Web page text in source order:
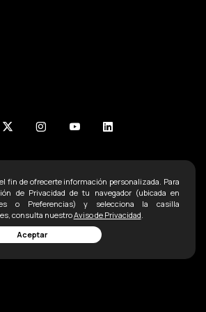
fin de ofrecerte información personalizada. Para
de Privacidad de tu navegador (ubicada en
o Preferencias) y selecciona la casilla
consulta nuestroAviso de Privacidad.
Aceptar
Contacto
Ofna:5255 52071498
5255 2338 1792